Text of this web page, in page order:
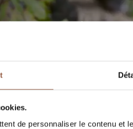
de personnaliser le contenu et
choix important de vins